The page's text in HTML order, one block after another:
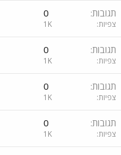
תגובות 0
צפיות 1K
תגובות 0
צפיות 1K
תגובות 0
צפיות 1K
תגובות 0
צפיות 1K